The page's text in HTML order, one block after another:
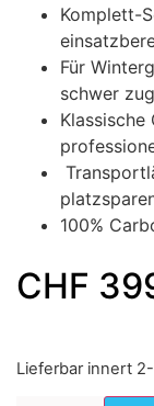
Komplett-
Für
schwer
Klassische
100%
CHF
Lieferbar innert